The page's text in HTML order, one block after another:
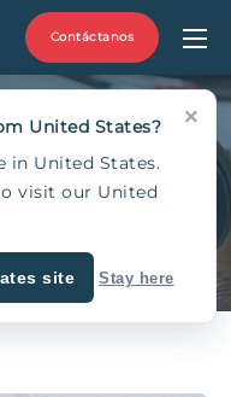
Contáctanos
×
United States?
in United States.
visit our United
site Stay here